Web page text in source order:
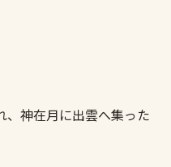
、神在月に出雲へ集った